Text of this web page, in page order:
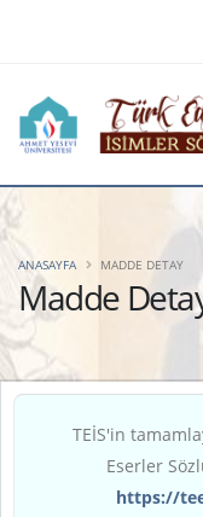
Madde
ANASAYFA MADDE DETAY
TEİS'in
Eserler
https://